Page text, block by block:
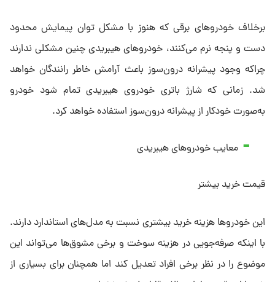
برخلاف خودروهای برقی که هنوز با مشکل توان پیمایش محدود
دست و پنجه نرم می‌کنند، خودروهای هیبریدی چنین مشکلی ندارند
چراکه وجود پیشرانه درون‌سوز باعث آرامش خاطر رانندگان خواهد
شد. زمانی که شارژ باتری خودروی هیبریدی تمام شود خودرو
به‌صورت خودکار از پیشرانه درون‌سوز استفاده خواهد کرد.
معایب خودروهای هیبریدی
قیمت خرید بیشتر
این خودروها هزینه خرید بیشتری نسبت به مدل‌های استاندارد دارند.
با اینکه صرفه‌جویی در هزینه سوخت و برخی مشوق‌ها می‌تواند این
موضوع را در نظر برخی افراد تعدیل کند اما همچنان برای بسیاری از